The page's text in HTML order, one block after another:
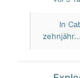
In
zehnjähr...